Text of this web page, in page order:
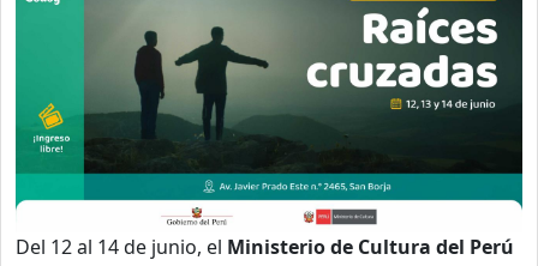
Del 12 al 14 de junio, el Ministerio de Cultura del Perú